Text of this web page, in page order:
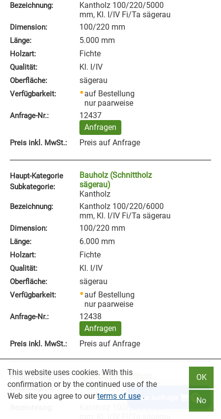
Bezeichnung:
Kantholz 100/220/5000
mm, Kl. I/IV Fi/Ta sägerau
Dimension: 100/220 mm
Länge: 5.000 mm
Holzart: Fichte
Qualität: Kl. I/IV
Oberfläche: sägerau
Verfügbarkeit:
auf Bestellung
nur paarweise
Anfrage‑Nr.:
12437
Anfragen
Preis inkl. MwSt.: Preis auf Anfrage
Haupt-Kategorie
Subkategorie:
Bauholz (Schnittholz
sägerau)
Kantholz
Bezeichnung:
Kantholz 100/220/6000
mm, Kl. I/IV Fi/Ta sägerau
Dimension: 100/220 mm
Länge: 6.000 mm
Holzart: Fichte
Qualität: Kl. I/IV
Oberfläche: sägerau
Verfügbarkeit:
auf Bestellung
nur paarweise
Anfrage‑Nr.:
12438
Anfragen
Preis inkl. MwSt.: Preis auf Anfrage
Haupt-Kategorie
Subkategorie:
Bauholz (Schnittholz
sägerau)
Kantholz
This website uses cookies. With this
confirmation or by the continued use of the
Web site you agree to ourterms of use .
OK
No
Zur Anfrage 0